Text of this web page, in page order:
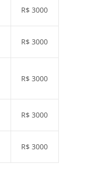
R$ 3000
R$ 3000
R$ 3000
R$ 3000
R$ 3000